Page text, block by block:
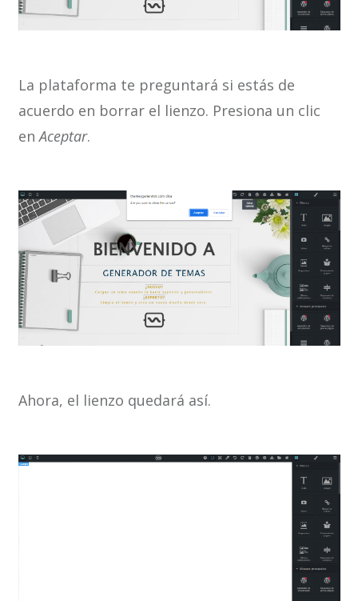
La plataforma te preguntará si estás de
acuerdo en borrar el lienzo. Presiona un clic
enAceptar.
Ahora, el lienzo quedará así.